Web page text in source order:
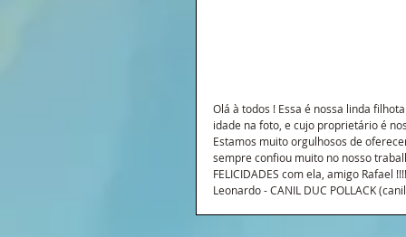
Olá à todos ! Essa é nossa linda
idade na foto, e cujo proprietário é
Estamos muito orgulhosos de
sempre confiou muito no nosso
FELICIDADES com ela, amigo Rafael !!!!
Leonardo - CANIL DUC POLLACK